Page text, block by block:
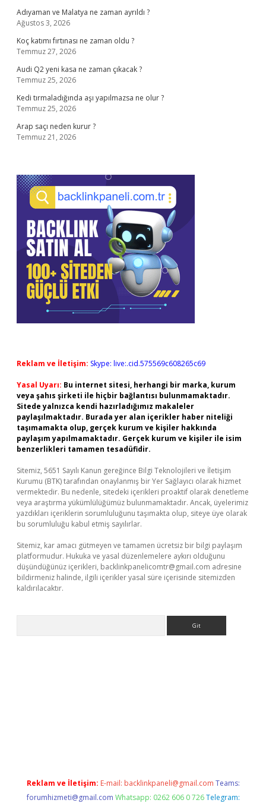
Adıyaman ve Malatya ne zaman ayrıldı ?
Ağustos 3, 2026
Koç katımı fırtınası ne zaman oldu ?
Temmuz 27, 2026
Audi Q2 yeni kasa ne zaman çıkacak ?
Temmuz 25, 2026
Kedi tırmaladığında aşı yapılmazsa ne olur ?
Temmuz 25, 2026
Arap saçı neden kurur ?
Temmuz 21, 2026
Reklam ve İletişim: Skype: live:.cid.575569c608265c69
Yasal Uyarı: Bu internet sitesi, herhangi bir marka, kurum
veya şahıs şirketi ile hiçbir bağlantısı bulunmamaktadır.
Sitede yalnızca kendi hazırladığımız makaleler
paylaşılmaktadır. Burada yer alan içerikler haber niteliği
taşımamakta olup, gerçek kurum ve kişiler hakkında
paylaşım yapılmamaktadır. Gerçek kurum ve kişiler ile isim
benzerlikleri tamamen tesadüfidir.
Sitemiz, 5651 Sayılı Kanun gereğince Bilgi Teknolojileri ve İletişim
Kurumu (BTK) tarafından onaylanmış bir Yer Sağlayıcı olarak hizmet
vermektedir. Bu nedenle, sitedeki içerikleri proaktif olarak denetleme
veya araştırma yükümlülüğümüz bulunmamaktadır. Ancak, üyelerimiz
yazdıkları içeriklerin sorumluluğunu taşımakta olup, siteye üye olarak
bu sorumluluğu kabul etmiş sayılırlar.
Sitemiz, kar amacı gütmeyen ve tamamen ücretsiz bir bilgi paylaşım
platformudur. Hukuka ve yasal düzenlemelere aykırı olduğunu
düşündüğünüz içerikleri, backlinkpanelicomtr@gmail.com adresine
bildirmeniz halinde, ilgili içerikler yasal süre içerisinde sitemizden
kaldırılacaktır.
Reklam ve İletişim: E-mail: backlinkpaneli@gmail.com Teams:
forumhizmeti@gmail.com Whatsapp: 0262 606 0 726 Telegram: